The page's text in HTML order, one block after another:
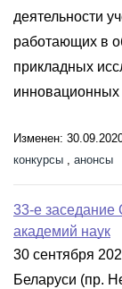
деятельности
работающих в
прикладных
инновационных
Изменен:
конкурсы , анонсы
33-е
академий наук
30 сентября
Беларуси (пр.